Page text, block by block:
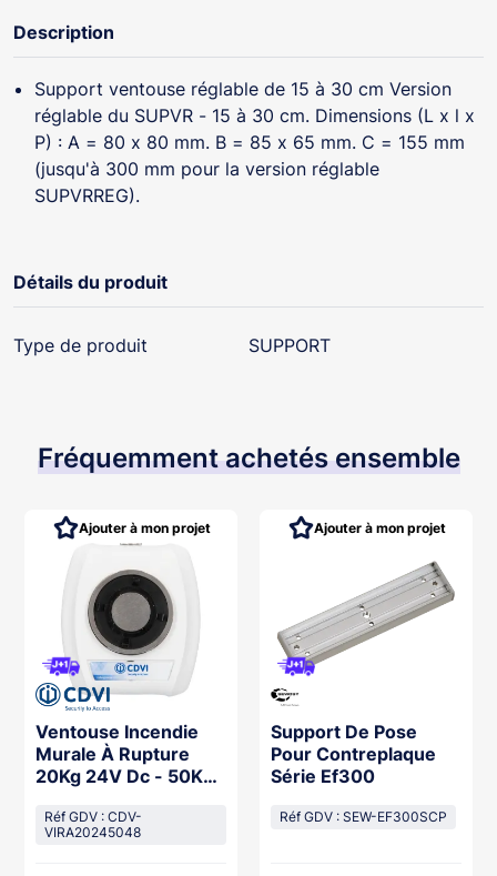
Description
Support ventouse réglable de 15 à 30 cm Version
réglable du SUPVR - 15 à 30 cm. Dimensions (L x l x
P) : A = 80 x 80 mm. B = 85 x 65 mm. C = 155 mm
(jusqu'à 300 mm pour la version réglable
SUPVRREG).
Détails du produit
Type de produit SUPPORT
Fréquemment achetés ensemble
Ventouse Incendie
Murale À Rupture
20Kg 24V Dc - 50Kg
Réf GDV : CDV-
VIRA20245048
Ajouter à mon projet
Support De Pose
Pour Contreplaque
Série Ef300
Réf GDV : SEW-EF300SCP
Ajouter à mon projet